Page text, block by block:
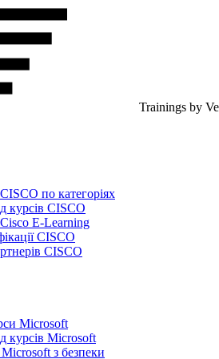
Trainings by
по категоріях
курсів CISCO
E-Learning
CISCO
CISCO
Microsoft
курсів Microsoft
з безпеки